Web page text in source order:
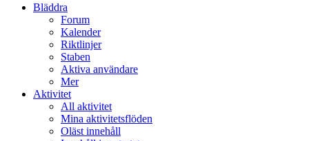
Bläddra
Forum
Kalender
Riktlinjer
Staben
Aktiva användare
Mer
Aktivitet
All aktivitet
Mina aktivitetsflöden
Oläst innehåll